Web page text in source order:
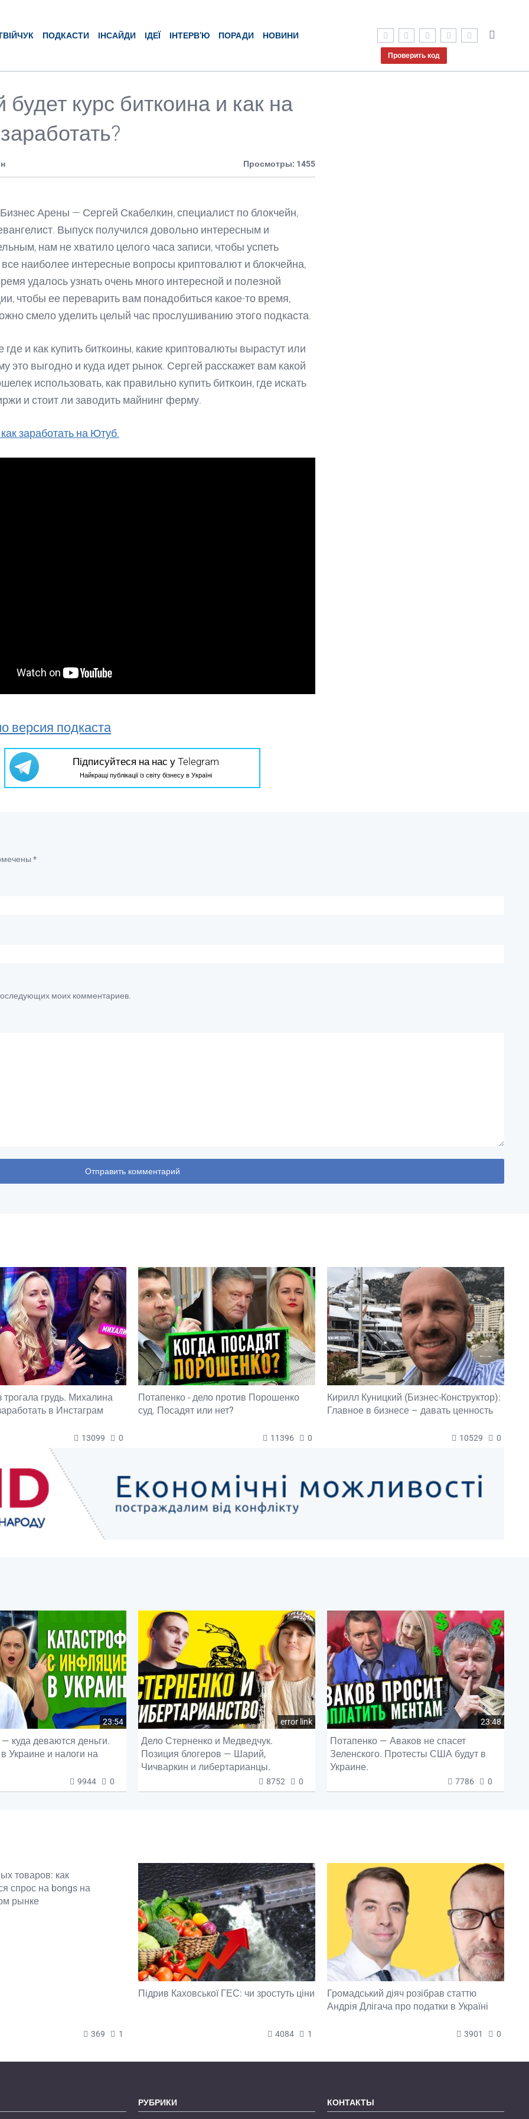
ПОДКАСТИ ІНСАЙДИ ІДЕЇ ІНТЕРВ’Ю ПОРАДИ НОВИНИ
Проверить код
будет курс биткоина и как на
Просмотры: 1455
Бизнес Арены — Сергей Скабелкин, специалист по блокчейн,
Выпуск получился довольно интересным и
нам не хватило целого часа записи, чтобы успеть
все наиболее интересные вопросы криптовалют и блокчейна,
удалось узнать очень много интересной и полезной
чтобы ее переварить вам понадобиться какое-то время,
смело уделить целый час прослушиванию этого подкаста.
где и как купить биткоины, какие криптовалюты вырастут или
это выгодно и куда идет рынок. Сергей расскажет вам какой
использовать, как правильно купить биткоин, где искать
и стоит ли заводить майнинг ферму.
заработать на Ютуб.
версия подкаста
Підписуйтеся на нас у Telegram
Найкращі публікації із світу бізнесу в Україні
*
моих комментариев.
грудь. Михалина
в Инстаграм
13099 0
Потапенко - дело против Порошенко
суд. Посадят или нет?
11396 0
Кирилл Куницкий (Бизнес-Конструктор):
Главное в бизнесе – давать ценность
10529 0
23:54
куда деваются деньги.
Украине и налоги на
9944 0
error link
Дело Стерненко и Медведчук.
Позиция блогеров — Шарий,
Чичваркин и либертарианцы.
8752 0
23:48
Потапенко — Аваков не спасет
Зеленского. Протесты США будут в
Украине.
7786 0
товаров: как
спрос на bongs на
рынке
369 1
Підрив Каховської ГЕС: чи зростуть ціни
4084 1
Громадський діяч розібрав статтю
Андрія Длігача про податки в Україні
3901 0
РУБРИКИ КОНТАКТЫ